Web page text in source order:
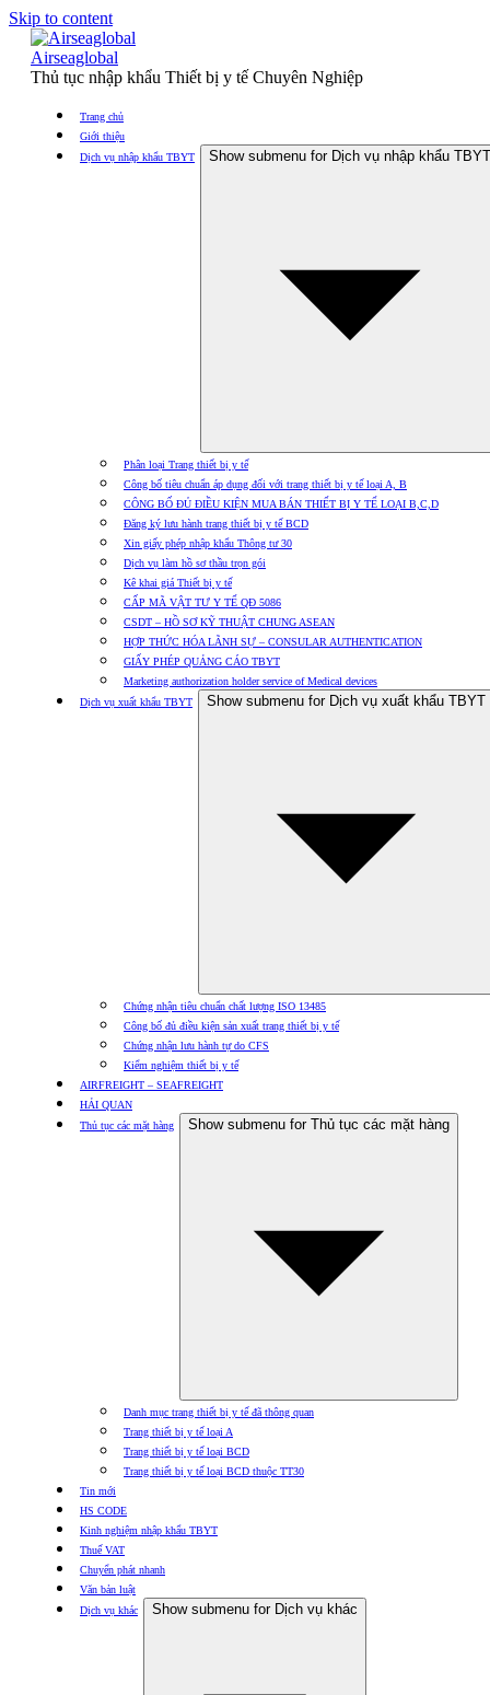
Skip to content
Airseaglobal
Thủ tục nhập khẩu Thiết bị y tế Chuyên Nghiệp
Trang chủ
Giới thiệu
Dịch vụ nhập khẩu TBYT
Show submenu for Dịch vụ nhập khẩu TBYT
Phân loại Trang thiết bị y tế
Công bố tiêu chuẩn áp dụng đối với trang thiết bị y tế loại A, B
CÔNG BỐ ĐỦ ĐIỀU KIỆN MUA BÁN THIẾT BỊ Y TẾ LOẠI B,C,D
Đăng ký lưu hành trang thiết bị y tế BCD
Xin giấy phép nhập khẩu Thông tư 30
Dịch vụ làm hồ sơ thầu trọn gói
Kê khai giá Thiết bị y tế
CẤP MÃ VẬT TƯ Y TẾ QĐ 5086
CSDT – HỒ SƠ KỸ THUẬT CHUNG ASEAN
HỢP THỨC HÓA LÃNH SỰ – CONSULAR AUTHENTICATION
GIẤY PHÉP QUẢNG CÁO TBYT
Marketing authorization holder service of Medical devices
Dịch vụ xuất khẩu TBYT
Show submenu for Dịch vụ xuất khẩu TBYT
Chứng nhận tiêu chuẩn chất lượng ISO 13485
Công bố đủ điều kiện sản xuất trang thiết bị y tế
Chứng nhận lưu hành tự do CFS
Kiểm nghiệm thiết bị y tế
AIRFREIGHT – SEAFREIGHT
HẢI QUAN
Thủ tục các mặt hàng
Show submenu for Thủ tục các mặt hàng
Danh mục trang thiết bị y tế đã thông quan
Trang thiết bị y tế loại A
Trang thiết bị y tế loại BCD
Trang thiết bị y tế loại BCD thuộc TT30
Tin mới
HS CODE
Kinh nghiệm nhập khẩu TBYT
Thuế VAT
Chuyển phát nhanh
Văn bản luật
Dịch vụ khác
Show submenu for Dịch vụ khác